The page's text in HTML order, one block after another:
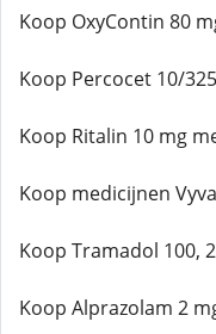
Koop OxyContin 80
Koop Percocet 10/
Koop Ritalin 10 mg
Koop medicijnen
Koop Tramadol 100,
Koop Alprazolam 2